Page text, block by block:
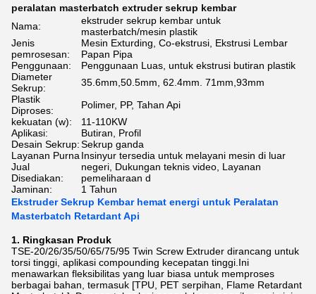
peralatan masterbatch extruder sekrup kembar
Nama:
ekstruder sekrup kembar untuk
masterbatch/mesin plastik
Jenis
pemrosesan:
Mesin Exturding, Co-ekstrusi, Ekstrusi Lembar
Papan Pipa
Penggunaan:
Penggunaan Luas, untuk ekstrusi butiran plastik
Diameter
Sekrup:
35.6mm,50.5mm, 62.4mm. 71mm,93mm
Plastik
Diproses:
Polimer, PP, Tahan Api
kekuatan (w):
11-110KW
Aplikasi:
Butiran, Profil
Desain Sekrup:Sekrup ganda
Layanan Purna
Jual
Disediakan:
Insinyur tersedia untuk melayani mesin di luar
negeri, Dukungan teknis video, Layanan
pemeliharaan d
Jaminan:
1 Tahun
Ekstruder Sekrup Kembar hemat energi untuk Peralatan
Masterbatch Retardant Api
1. Ringkasan Produk
TSE-20/26/35/50/65/75/95 Twin Screw Extruder dirancang untuk
torsi tinggi, aplikasi compounding kecepatan tinggi.Ini
menawarkan fleksibilitas yang luar biasa untuk memproses
berbagai bahan, termasuk [TPU, PET serpihan, Flame Retardant